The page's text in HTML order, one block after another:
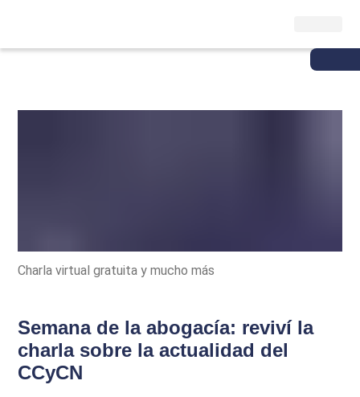
Charla virtual gratuita y mucho más
Semana de la abogacía: reviví la
charla sobre la actualidad del
CCyCN